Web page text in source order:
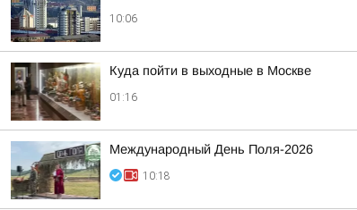
10:06
Куда пойти в выходные в Москве
01:16
Международный День Поля-2026
10:18